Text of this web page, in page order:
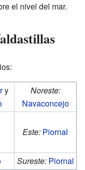
el nivel del mar.
y
Noreste:
Navaconcejo
Este: Piornal
Sureste: Piornal